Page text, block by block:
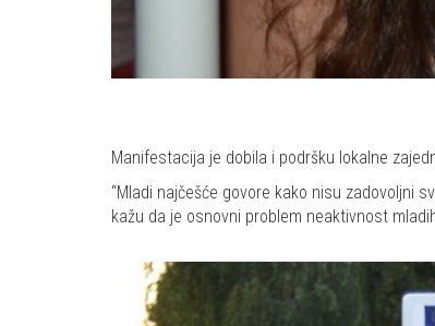
Manifestacija je dobila i podršku lokalne
“Mladi najčešće govore kako nisu zadovoljni
kažu da je osnovni problem neaktivnost